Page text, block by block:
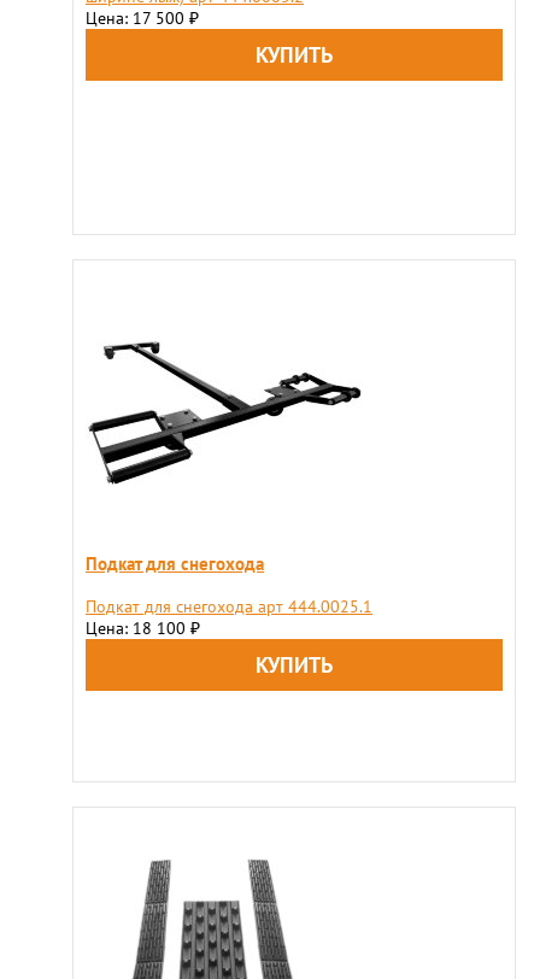
Цена: 17 500 ₽
Подкат для снегохода
Подкат для снегохода арт 444.0025.1
Цена: 18 100 ₽